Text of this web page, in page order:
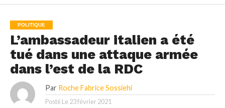
POLITIQUE
L’ambassadeur italien a été
tué dans une attaque armée
dans l’est de la RDC
Par Roche Fabrice Sossiehi
Posté Le 23 février 2021